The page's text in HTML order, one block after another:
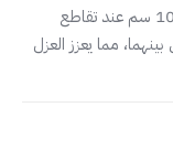
معالجة الحواف: يتم تنفيذ صقل بارتفاع 10 سم عند تقاطع
مما يعزز العزل